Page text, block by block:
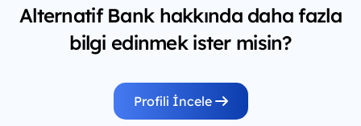
Alternatif Bank hakkında daha fazla
bilgi edinmek ister misin?
Profili İncele